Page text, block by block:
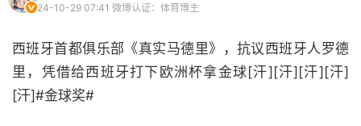
24-10-29 07:41 微博认证：体育博主
西班牙首都俱乐部《真实马德里》，抗议西班牙人罗德
里，凭借给西班牙打下欧洲杯拿金球[汗][汗][汗][汗]
[汗]#金球奖#